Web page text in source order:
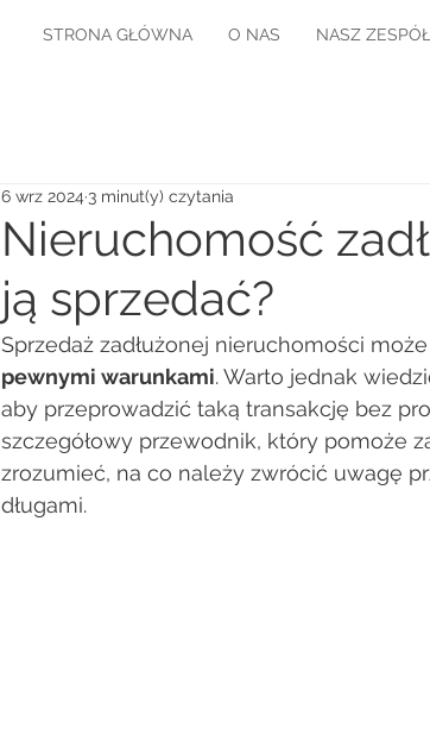
STRONA GŁÓWNA O NAS NASZ ZESPÓŁ
Nieruchomość
ją sprzedać?
6 wrz 2024 3 minut(y) czytania
Sprzedaż zadłużonej nieruchomości
pewnymi warunkami. Warto jednak
aby przeprowadzić taką transakcję bez
szczegółowy przewodnik, który pomoże
zrozumieć, na co należy zwrócić uwagę
długami.